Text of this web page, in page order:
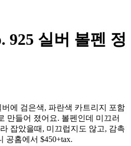
925 실버 볼펜 정
에 검은색, 파란색 카트리지 포함
만들어 졌어요. 볼펜인데 미끄러
잡았을때, 미끄럽지도 않고, 감촉
공홈에서 $450+tax.